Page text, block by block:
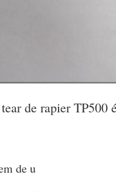
de rapier TP500
de u